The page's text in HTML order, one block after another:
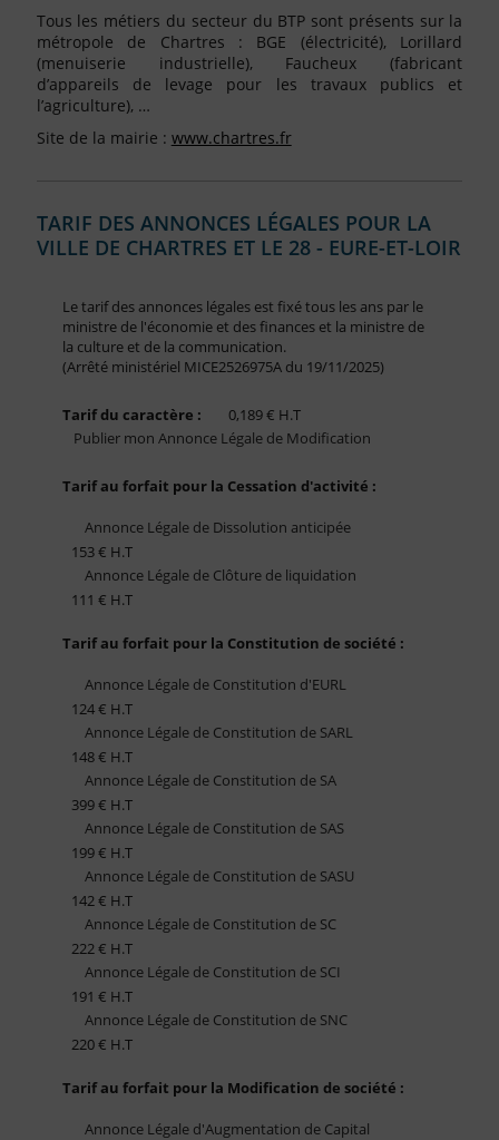
Tous les métiers du secteur du BTP sont présents sur la
métropole de Chartres : BGE (électricité), Lorillard
(menuiserie industrielle), Faucheux (fabricant
d’appareils de levage pour les travaux publics et
l’agriculture), …
Site de la mairie : www.chartres.fr
TARIF DES ANNONCES LÉGALES POUR LA
VILLE DE CHARTRES ET LE 28 - EURE-ET-LOIR
Le tarif des annonces légales est fixé tous les ans par le
ministre de l'économie et des finances et la ministre de
la culture et de la communication.
(Arrêté ministériel MICE2526975A du 19/11/2025)
Tarif du caractère :
0,189 € H.T
Publier mon Annonce Légale de Modification
Tarif au forfait pour la Cessation d'activité :
Annonce Légale de Dissolution anticipée
153 € H.T
Annonce Légale de Clôture de liquidation
111 € H.T
Tarif au forfait pour la Constitution de société :
Annonce Légale de Constitution d'EURL
124 € H.T
Annonce Légale de Constitution de SARL
148 € H.T
Annonce Légale de Constitution de SA
399 € H.T
Annonce Légale de Constitution de SAS
199 € H.T
Annonce Légale de Constitution de SASU
142 € H.T
Annonce Légale de Constitution de SC
222 € H.T
Annonce Légale de Constitution de SCI
191 € H.T
Annonce Légale de Constitution de SNC
220 € H.T
Tarif au forfait pour la Modification de société :
Annonce Légale d'Augmentation de Capital